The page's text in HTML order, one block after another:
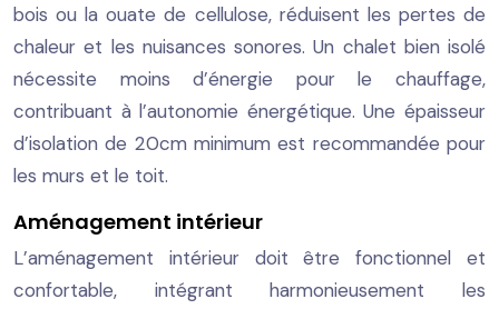
bois ou la ouate de cellulose, réduisent les pertes de
chaleur et les nuisances sonores. Un chalet bien isolé
nécessite moins d’énergie pour le chauffage,
contribuant à l’autonomie énergétique. Une épaisseur
d’isolation de 20cm minimum est recommandée pour
les murs et le toit.
Aménagement intérieur
L’aménagement intérieur doit être fonctionnel et
confortable, intégrant harmonieusement les